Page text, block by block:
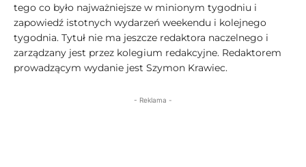
tego co było najważniejsze w minionym tygodniu i
zapowiedź istotnych wydarzeń weekendu i kolejnego
tygodnia. Tytuł nie ma jeszcze redaktora naczelnego i
zarządzany jest przez kolegium redakcyjne. Redaktorem
prowadzącym wydanie jest Szymon Krawiec.
- Reklama -